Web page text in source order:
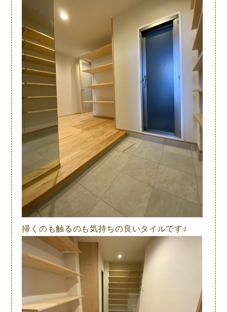
掃くのも触るのも気持ちの良いタイルです♪